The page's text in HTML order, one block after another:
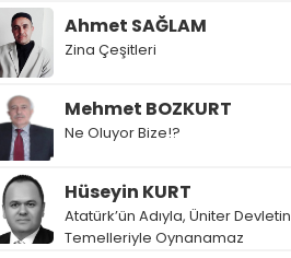
Ahmet SAĞLAM
Zina Çeşitleri
Mehmet BOZKURT
Ne Oluyor Bize!?
Hüseyin KURT
Atatürk’ün Adıyla, Üniter Devletin
Temelleriyle Oynanamaz